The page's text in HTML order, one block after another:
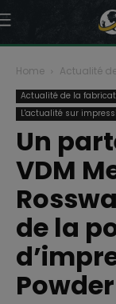
Home Actualité
Actualité de la
L'actualité sur
Un
VDM
de la